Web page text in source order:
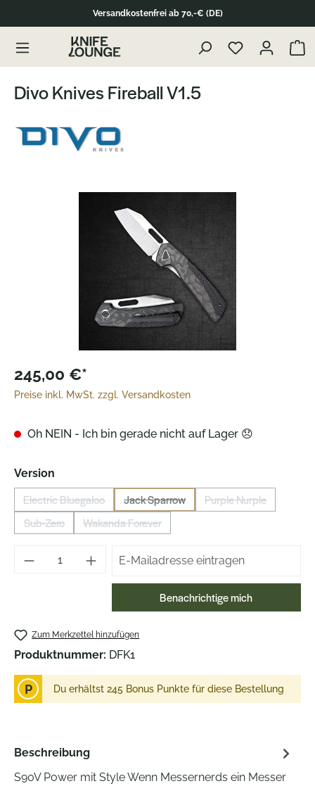
Zum Produktinhalt springenVersandkostenfrei ab 70,-€ (DE)
Divo Knives Fireball V1.5
245,00 €*
Preise inkl. MwSt. zzgl. Versandkosten
Oh NEIN - Ich bin gerade nicht auf Lager 😞
Version
Electric Bluegaloo(Diese Option ist zurzeit nicht verfügbar.)
Jack Sparrow(Diese Option ist zurzeit nicht
Purple Nurple(Diese Option ist
Sub-Zero(Diese Option ist zurzeit nicht verfügbar.)
Wakanda Forever(Diese Option ist zurzeit nicht verfügbar.)
Benachrichtige mich
Zum Merkzettel hinzufügen
Produktnummer: DFK1
P Du erhältst 245 Bonus Punkte für diese Bestellung
Beschreibung
S90V Power mit Style Wenn Messernerds ein Messer